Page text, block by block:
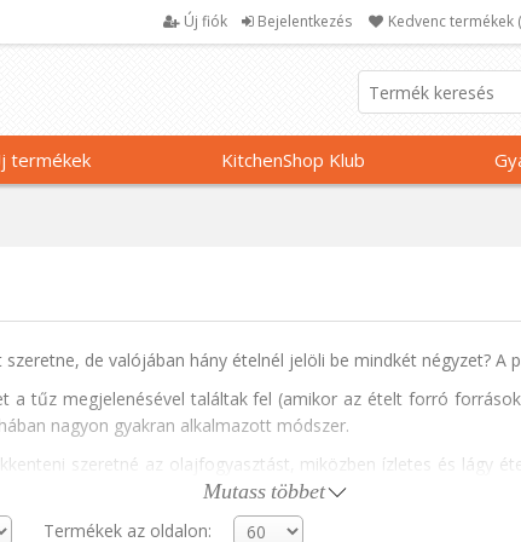
Új fiók Bejelentkezés Kedvenc termékek
termékek KitchenShop Klub
de valójában hány ételnél jelöli be mindkét négyzet? A
a tűz megjelenésével találtak fel (amikor az ételt forró
nagyon gyakran alkalmazott módszer.
szeretné az olajfogyasztást, miközben ízletes és lágy
puha gyümölcsök és zöldségek elkészítésére. Ezenkívül a
ad tányérjának.
Mutass többet
Termékek az oldalon: